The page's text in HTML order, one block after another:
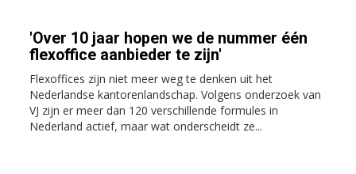
'Over 10 jaar hopen we de nummer één
flexoffice aanbieder te zijn'
Flexoffices zijn niet meer weg te denken uit het
Nederlandse kantorenlandschap. Volgens onderzoek van
VJ zijn er meer dan 120 verschillende formules in
Nederland actief, maar wat onderscheidt ze...